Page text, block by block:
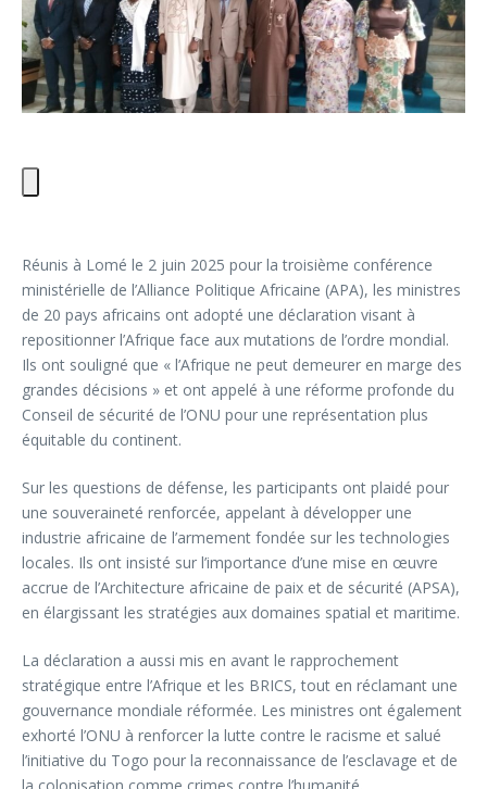
Réunis à Lomé le 2 juin 2025 pour la troisième conférence
ministérielle de l’Alliance Politique Africaine (APA), les ministres
de 20 pays africains ont adopté une déclaration visant à
repositionner l’Afrique face aux mutations de l’ordre mondial.
Ils ont souligné que « l’Afrique ne peut demeurer en marge des
grandes décisions » et ont appelé à une réforme profonde du
Conseil de sécurité de l’ONU pour une représentation plus
équitable du continent.
Sur les questions de défense, les participants ont plaidé pour
une souveraineté renforcée, appelant à développer une
industrie africaine de l’armement fondée sur les technologies
locales. Ils ont insisté sur l’importance d’une mise en œuvre
accrue de l’Architecture africaine de paix et de sécurité (APSA),
en élargissant les stratégies aux domaines spatial et maritime.
La déclaration a aussi mis en avant le rapprochement
stratégique entre l’Afrique et les BRICS, tout en réclamant une
gouvernance mondiale réformée. Les ministres ont également
exhorté l’ONU à renforcer la lutte contre le racisme et salué
l’initiative du Togo pour la reconnaissance de l’esclavage et de
la colonisation comme crimes contre l’humanité.